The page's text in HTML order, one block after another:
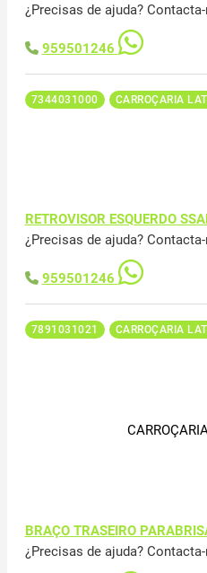
¿Precisas de ajuda?
959501246
7344031000 CARROÇARIA
RETROVISOR ESQUERDO
¿Precisas de ajuda?
959501246
7891031021 CARROÇARIA
BRAÇO TRASEIRO
¿Precisas de ajuda?